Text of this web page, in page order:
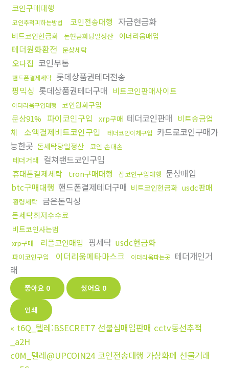
코인구매대행
코인추적피하는방법 코인전송대행 자금현금화
비트코인현금화 돈현금화당일정산 이더리움매입
테더원화환전 문상세탁
오다집 코인무통
핸드폰결제세탁 롯데상품권테더전송
핑믹싱 롯데상품권테더구매 비트코인판매사이트
이더리움구입대행 코인원화구입
문상91% 파이코인구입 xrp구매 테더코인판매 비트송금업
체
소액결제비트코인구입 테더코인이체구입
카드로코인구매가
능한곳 돈세탁당일정산 코인 손대손
테더거래 컬쳐랜드코인구입
휴대폰결제세탁 tron구매대행 잡코인구입대행 문상매입
btc구매대행 핸드폰결제테더구매 비트코인현금화 usdc판매
횡령세탁 금은돈믹싱
돈세탁최저수수료
비트코인사는법
xrp구매 리플코인매입 핑세탁 usdc현금화
파이코인구입 이더리움메타마스크 이더리움파는곳 테더개인거
래
좋아요 0 싫어요 0
인쇄
« t6Q_텔레:BSECRET7 선불심매입판매 cctv동선추적
_a2H
c0M_텔레@UPCOIN24 코인전송대행 가상화폐 선물거래